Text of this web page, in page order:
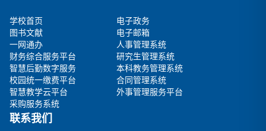
学校首页
电子政务
图书文献
电子邮箱
一网通办
人事管理系统
财务综合服务平台
研究生管理系统
智慧后勤数字服务
本科教务管理系统
校园统一缴费平台
合同管理系统
智慧教学云平台
外事管理服务平台
采购服务系统
联系我们